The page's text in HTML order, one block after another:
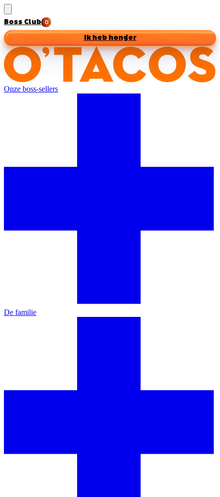
Boss Club
Ik heb honger
Onze boss-sellers
De familie